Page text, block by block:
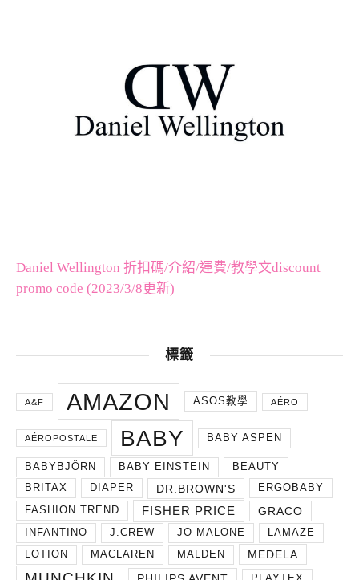
Daniel Wellington 折扣碼/介紹/運費/教學文discount
promo code (2023/3/8更新)
標籤
A&F AMAZON ASOS教學 AÉRO
AÉROPOSTALE BABY BABY ASPEN
BABYBJÖRN BABY EINSTEIN
BEAUTY
BRITAX
DIAPER DR.BROWN'S
ERGOBABY
FASHION TREND
FISHER PRICE GRACO
INFANTINO J.CREW JO MALONE
LAMAZE
LOTION
MACLAREN MALDEN MEDELA